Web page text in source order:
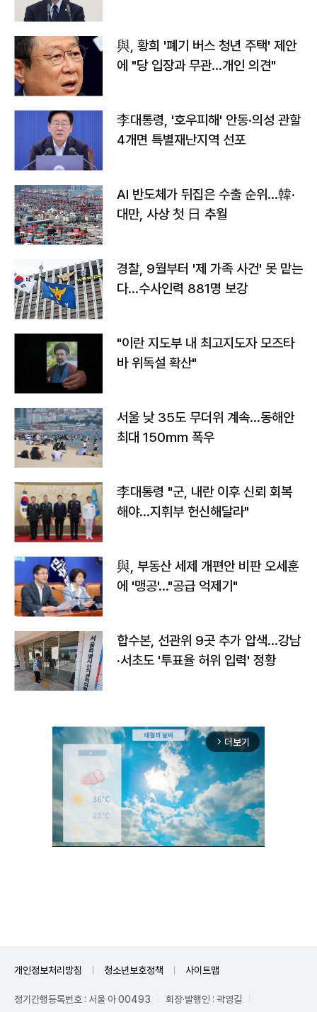
與, 황희 '폐기 버스 청년 주택' 제안
에 "당 입장과 무관…개인 의견"
李대통령, '호우피해' 안동·의성 관할
4개면 특별재난지역 선포
AI 반도체가 뒤집은 수출 순위…韓·
대만, 사상 첫 日 추월
경찰, 9월부터 '제 가족 사건' 못 맡는
다…수사인력 881명 보강
"이란 지도부 내 최고지도자 모즈타
바 위독설 확산"
서울 낮 35도 무더위 계속…동해안
최대 150㎜ 폭우
李대통령 "군, 내란 이후 신뢰 회복
해야…지휘부 헌신해달라"
與, 부동산 세제 개편안 비판 오세훈
에 '맹공'…"공급 억제기"
합수본, 선관위 9곳 추가 압색…강남
·서초도 '투표율 허위 입력' 정황
arrow_forward_ios 더보기
개인정보처리방침 청소년보호정책 사이트맵
정기간행등록번호 : 서울 아 00493 회장·발행인 : 곽영길